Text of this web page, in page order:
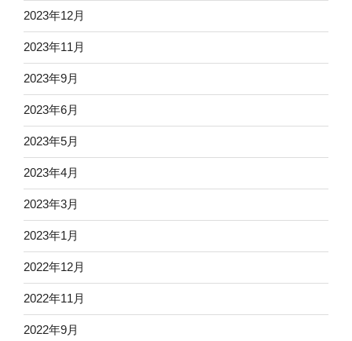
2023年12月
2023年11月
2023年9月
2023年6月
2023年5月
2023年4月
2023年3月
2023年1月
2022年12月
2022年11月
2022年9月